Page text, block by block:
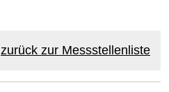
zurück zur Messstellenliste